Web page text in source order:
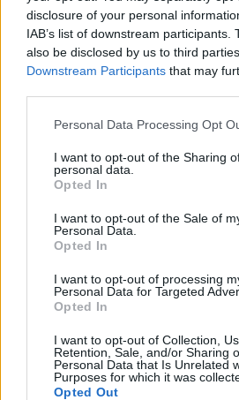
disclosure of your personal
IAB’s list of downstream participants.
also be disclosed by us to third
Downstream Participants that may
Personal Data Processing Opt
I want to opt-out of the Sharing
personal data.
Opted In
I want to opt-out of the Sale of
Personal Data.
Opted In
I want to opt-out of processing
Personal Data for Targeted
Opted In
I want to opt-out of Collection,
Retention, Sale, and/or Sharing
Personal Data that Is Unrelated
Purposes for which it was
Opted Out